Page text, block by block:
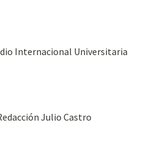
Internacional Universitaria
Julio Castro